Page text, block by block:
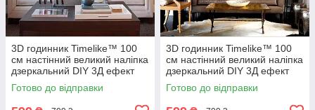
3D годинник Timelike™ 100
см настінний великий наліпка
дзеркальний DIY 3Д ефект
Написи-S сріблястий
Готово до відправки
3D годинник Timelike™ 100
см настінний великий наліпка
дзеркальний DIY 3Д ефект
Написи-B чорний
Готово до відправки